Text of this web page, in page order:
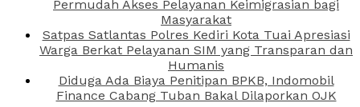
Permudah Akses Pelayanan Keimigrasian bagi
Masyarakat
Satpas Satlantas Polres Kediri Kota Tuai Apresiasi
Warga Berkat Pelayanan SIM yang Transparan dan
Humanis
Diduga Ada Biaya Penitipan BPKB, Indomobil
Finance Cabang Tuban Bakal Dilaporkan OJK